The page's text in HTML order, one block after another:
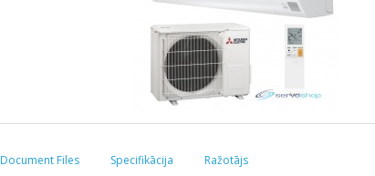
Document Files Specifikācija Ražotājs